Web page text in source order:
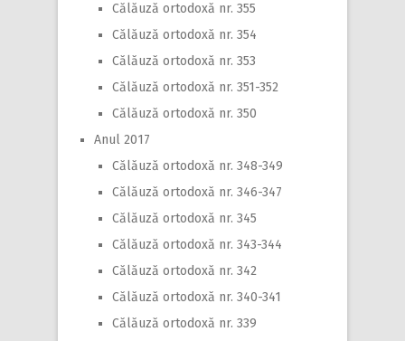
Călăuză ortodoxă nr. 355
Călăuză ortodoxă nr. 354
Călăuză ortodoxă nr. 353
Călăuză ortodoxă nr. 351-352
Călăuză ortodoxă nr. 350
Anul 2017
Călăuză ortodoxă nr. 348-349
Călăuză ortodoxă nr. 346-347
Călăuză ortodoxă nr. 345
Călăuză ortodoxă nr. 343-344
Călăuză ortodoxă nr. 342
Călăuză ortodoxă nr. 340-341
Călăuză ortodoxă nr. 339